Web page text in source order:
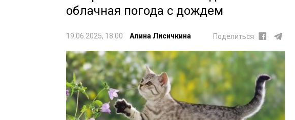
облачная погода с дождем
19.06.2025, 18:00 Алина Лисичкина Поделиться